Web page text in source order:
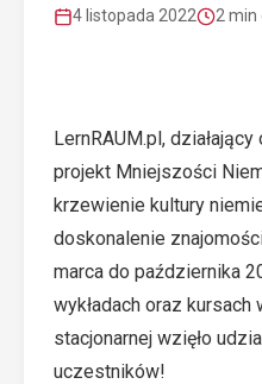
4 listopada 2022 2 min
LernRAUM.pl,
projekt Mniejszości
krzewienie kultury
doskonalenie
marca do października
wykładach oraz
stacjonarnej wzięło
uczestników!